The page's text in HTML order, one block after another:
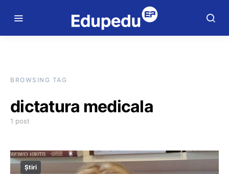
BROWSING TAG
dictatura medicala
1 post
Știri